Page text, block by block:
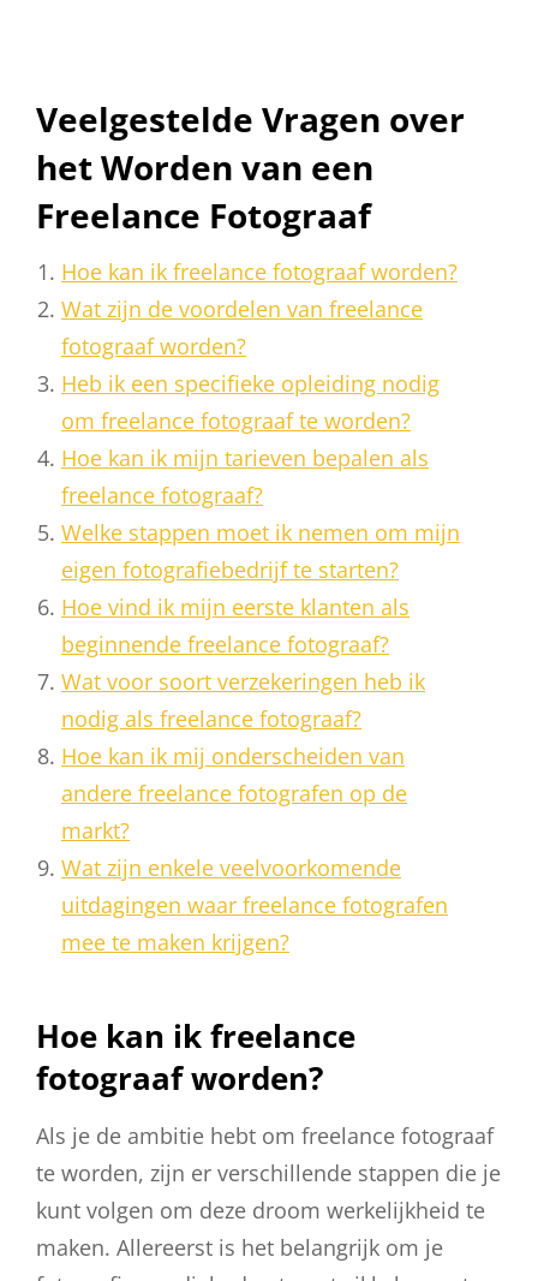
Veelgestelde Vragen over
het Worden van een
Freelance Fotograaf
Hoe kan ik freelance fotograaf worden?
Wat zijn de voordelen van freelance
fotograaf worden?
Heb ik een specifieke opleiding nodig
om freelance fotograaf te worden?
Hoe kan ik mijn tarieven bepalen als
freelance fotograaf?
Welke stappen moet ik nemen om mijn
eigen fotografiebedrijf te starten?
Hoe vind ik mijn eerste klanten als
beginnende freelance fotograaf?
Wat voor soort verzekeringen heb ik
nodig als freelance fotograaf?
Hoe kan ik mij onderscheiden van
andere freelance fotografen op de
markt?
Wat zijn enkele veelvoorkomende
uitdagingen waar freelance fotografen
mee te maken krijgen?
Hoe kan ik freelance
fotograaf worden?
Als je de ambitie hebt om freelance fotograaf
te worden, zijn er verschillende stappen die je
kunt volgen om deze droom werkelijkheid te
maken. Allereerst is het belangrijk om je